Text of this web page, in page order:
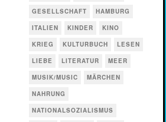
GESELLSCHAFT
HAMBURG
ITALIEN
KINDER
KINO
KRIEG
KULTURBUCH
LESEN
LIEBE
LITERATUR
MEER
MUSIK/MUSIC
MÄRCHEN
NAHRUNG
NATIONALSOZIALISMUS